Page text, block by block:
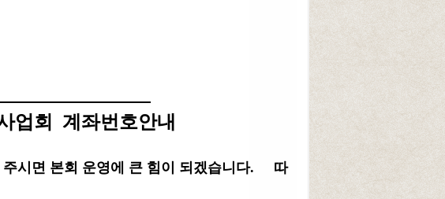
업회 계좌번호안내
주시면 본회 운영에 큰 힘이 되겠습니다. 따